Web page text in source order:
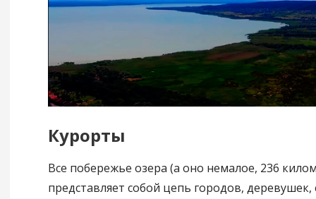
Курорты
Все побережье озера (а оно немалое, 236
представляет собой цепь городов,